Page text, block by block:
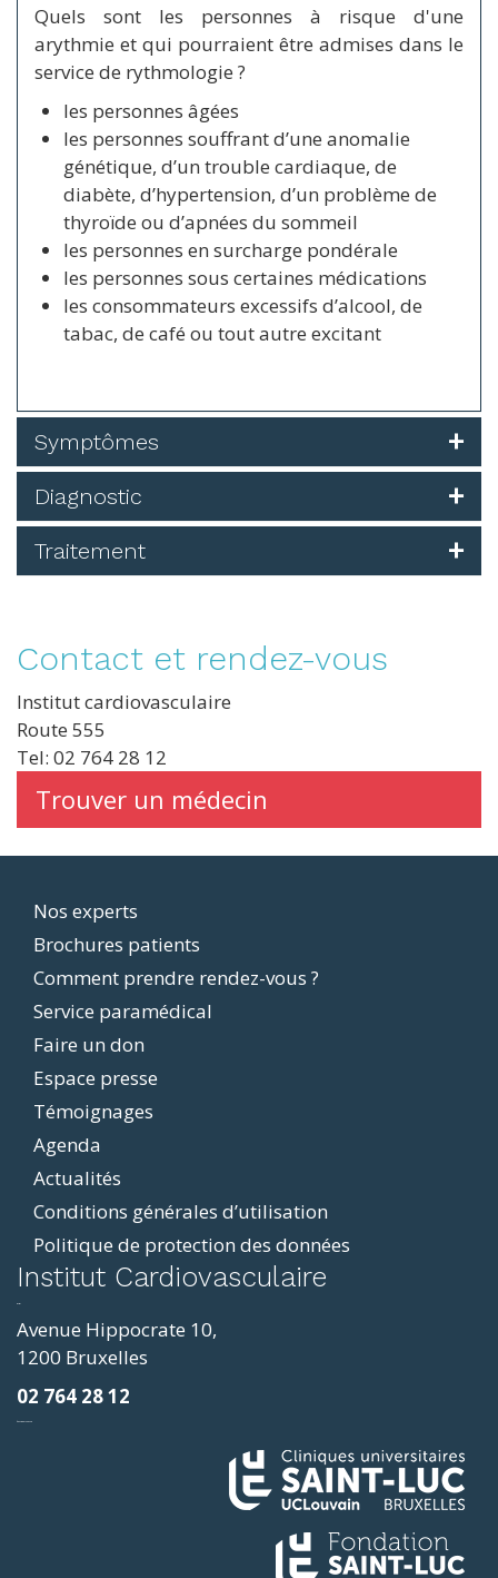
Quels sont les personnes à risque d'une
arythmie et qui pourraient être admises dans le
service de rythmologie ?
les personnes âgées
les personnes souffrant d’une anomalie
génétique, d’un trouble cardiaque, de
diabète, d’hypertension, d’un problème de
thyroïde ou d’apnées du sommeil
les personnes en surcharge pondérale
les personnes sous certaines médications
les consommateurs excessifs d’alcool, de
tabac, de café ou tout autre excitant
Symptômes
Diagnostic
Traitement
Contact et rendez-vous
Institut cardiovasculaire
Route 555
Tel: 02 764 28 12
Trouver un médecin
Footer
menu
Nos experts
Brochures patients
Comment prendre rendez-vous ?
Service paramédical
Faire un don
Espace presse
Témoignages
Agenda
Actualités
Conditions générales d’utilisation
Politique de protection des données
Institut Cardiovasculaire
Avenue Hippocrate 10,
1200 Bruxelles
02 764 28 12